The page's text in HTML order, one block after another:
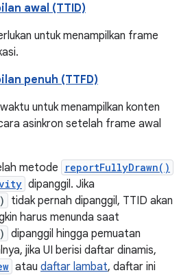
awal (TTID)
untuk menampilkan frame
penuh (TTFD)
untuk menampilkan konten
asinkron setelah frame awal
metode
reportFullyDrawn()
dipanggil. Jika
tidak pernah dipanggil, TTID akan
harus menunda saat
dipanggil hingga pemuatan
jika UI berisi daftar dinamis,
atau daftar lambat, daftar ini